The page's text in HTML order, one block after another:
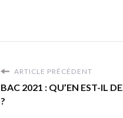
ARTICLE PRÉCÉDENT
BAC 2021 : QU’EN EST-IL
?